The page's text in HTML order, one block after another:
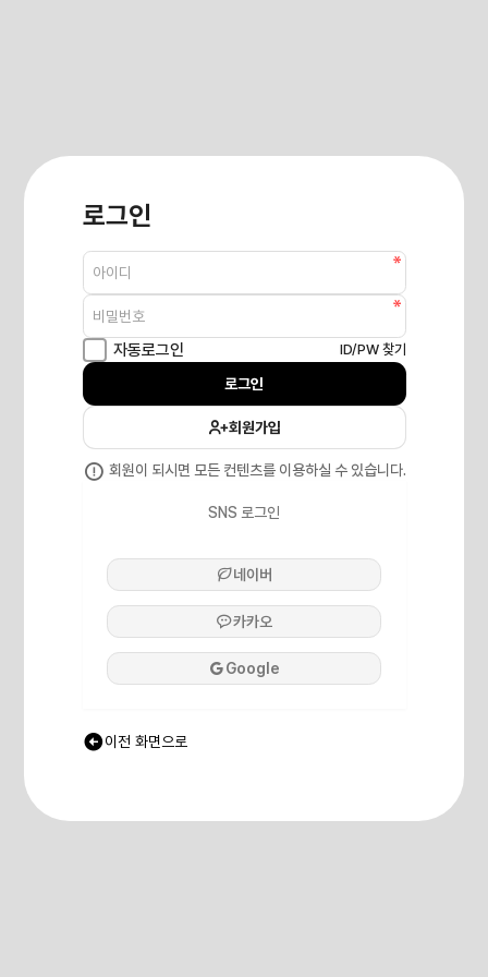
로그인
회원아이디필수
비밀번호필수
자동로그인 ID/PW 찾기
로그인
회원가입
회원이 되시면 모든 컨텐츠를 이용하실 수 있습니다.
SNS 로그인
네이버
카카오
Google
이전 화면으로